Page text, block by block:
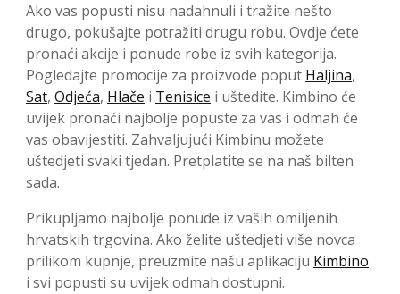
Ako vas popusti nisu nadahnuli i tražite nešto
drugo, pokušajte potražiti drugu robu. Ovdje ćete
pronaći akcije i ponude robe iz svih kategorija.
Pogledajte promocije za proizvode poput Haljina,
Sat, Odjeća, Hlače i Tenisice i uštedite. Kimbino će
uvijek pronaći najbolje popuste za vas i odmah će
vas obavijestiti. Zahvaljujući Kimbinu možete
uštedjeti svaki tjedan. Pretplatite se na naš bilten
sada.
Prikupljamo najbolje ponude iz vaših omiljenih
hrvatskih trgovina. Ako želite uštedjeti više novca
prilikom kupnje, preuzmite našu aplikaciju Kimbino
i svi popusti su uvijek odmah dostupni.